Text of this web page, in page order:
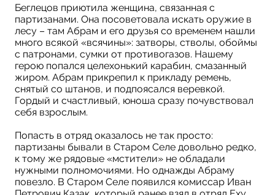
Беглецов приютила женщина, связанная с
партизанами. Она посоветовала искать оружие в
лесу – там Абрам и его друзья со временем нашли
много всякой «всячины»: затворы, стволы, обоймы
с патронами, сумки от противогазов. Нашему
герою попался целехонький карабин, смазанный
жиром. Абрам прикрепил к прикладу ремень,
снятый со штанов, и подпоясался веревкой.
Гордый и счастливый, юноша сразу почувствовал
себя взрослым.
Попасть в отряд оказалось не так просто:
партизаны бывали в Старом Селе довольно редко,
к тому же рядовые «мстители» не обладали
нужными полномочиями. Но однажды Абраму
повезло. В Старом Селе появился комиссар Иван